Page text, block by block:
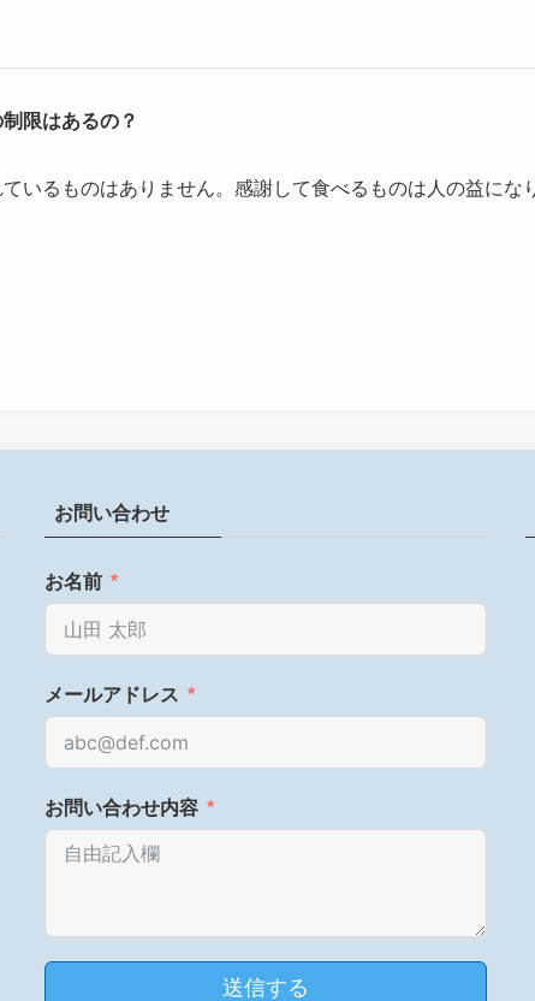
限はあるの？
いるものはありません。感謝して食べるものは人の益にな
お問い合わせ
お名前
メールアドレス
お問い合わせ内容
送信する